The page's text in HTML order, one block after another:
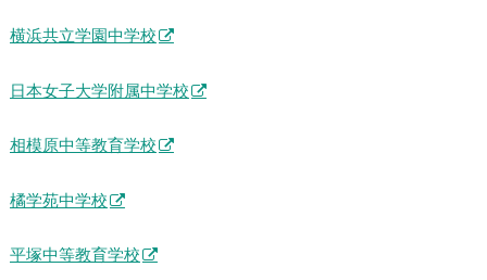
横浜共立学園中学校
日本女子大学附属中学校
相模原中等教育学校
橘学苑中学校
平塚中等教育学校